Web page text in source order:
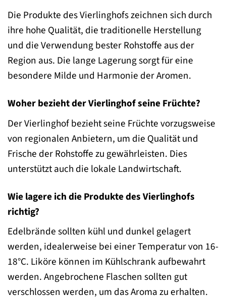
Die Produkte des Vierlinghofs zeichnen sich durch
ihre hohe Qualität, die traditionelle Herstellung
und die Verwendung bester Rohstoffe aus der
Region aus. Die lange Lagerung sorgt für eine
besondere Milde und Harmonie der Aromen.
Woher bezieht der Vierlinghof seine Früchte?
Der Vierlinghof bezieht seine Früchte vorzugsweise
von regionalen Anbietern, um die Qualität und
Frische der Rohstoffe zu gewährleisten. Dies
unterstützt auch die lokale Landwirtschaft.
Wie lagere ich die Produkte des Vierlinghofs
richtig?
Edelbrände sollten kühl und dunkel gelagert
werden, idealerweise bei einer Temperatur von 16-
18°C. Liköre können im Kühlschrank aufbewahrt
werden. Angebrochene Flaschen sollten gut
verschlossen werden, um das Aroma zu erhalten.